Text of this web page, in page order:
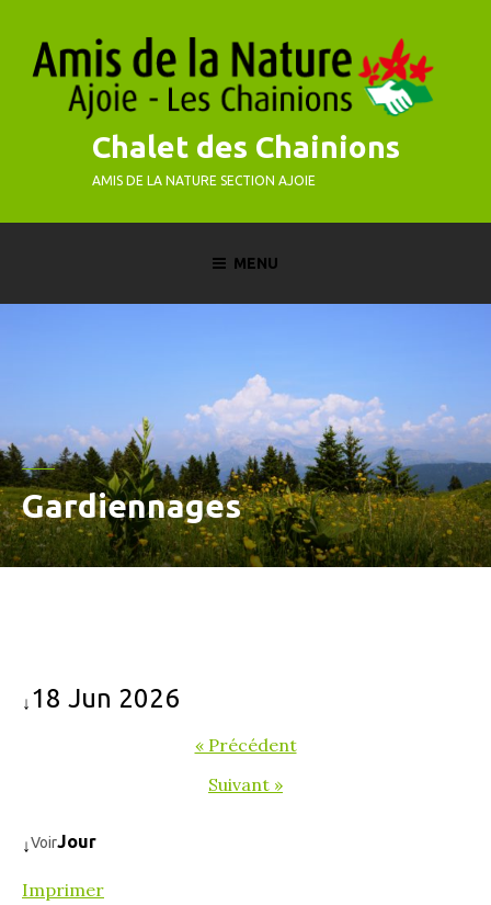
content
Chalet des Chainions
AMIS DE LA NATURE SECTION AJOIE
MENU
Gardiennages
↓ 18 Jun 2026
« Précédent
Suivant »
↓VoirJour
Imprimer